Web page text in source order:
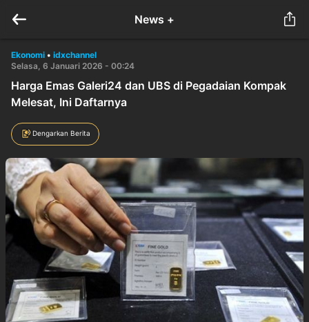
News +
Ekonomi • idxchannel
Selasa, 6 Januari 2026 - 00:24
Harga Emas Galeri24 dan UBS di Pegadaian Kompak
Melesat, Ini Daftarnya
Dengarkan Berita